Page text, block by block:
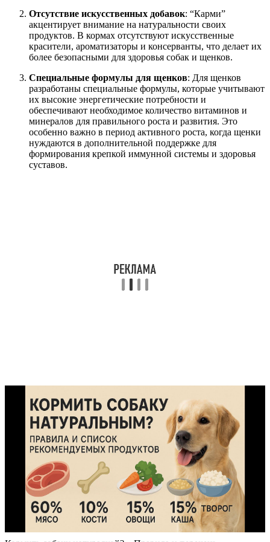
Отсутствие искусственных добавок: “Карми”
акцентирует внимание на натуральности своих
продуктов. В кормах отсутствуют искусственные
красители, ароматизаторы и консерванты, что делает их
более безопасными для здоровья собак и щенков.
Специальные формулы для щенков: Для щенков
разработаны специальные формулы, которые учитывают
их высокие энергетические потребности и
обеспечивают необходимое количество витаминов и
минералов для правильного роста и развития. Это
особенно важно в период активного роста, когда щенки
нуждаются в дополнительной поддержке для
формирования крепкой иммунной системы и здоровья
суставов.